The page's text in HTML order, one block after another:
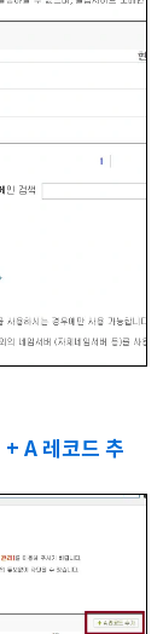
+ A 레코드 추